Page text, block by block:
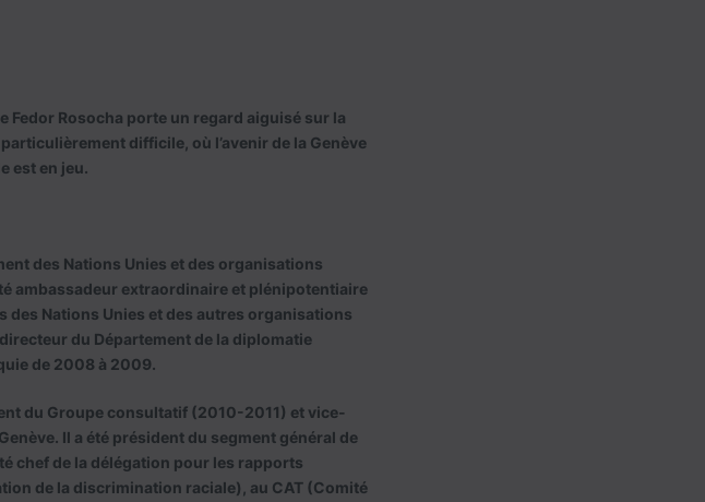
Rosocha porte un regard aiguisé sur la
difficile, où l’avenir de la Genève
est en jeu.
des Nations Unies et des organisations
ambassadeur extraordinaire et plénipotentiaire
des Nations Unies et des autres organisations
du Département de la diplomatie
de 2008 à 2009.
du Groupe consultatif (2010-2011) et vice-
Il a été président du segment général de
chef de la délégation pour les rapports
de la discrimination raciale), au CAT (Comité